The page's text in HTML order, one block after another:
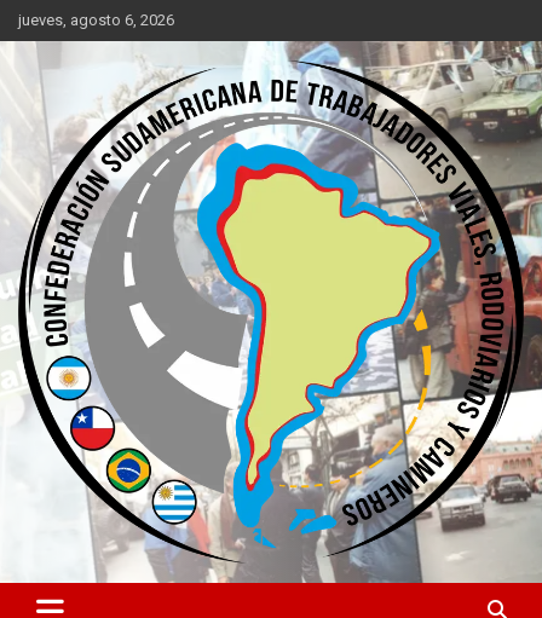
Saltar
al
contenido
jueves, agosto 6, 2026